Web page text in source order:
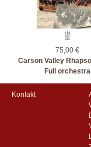
75,00 €
Carson Valley
Full orchestra
Kontakt